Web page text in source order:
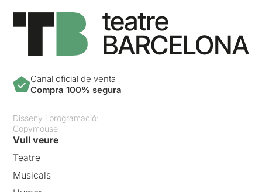
Canal oficial de venta
Compra 100% segura
Disseny i programació:
Copymouse
Vull veure
Teatre
Musicals